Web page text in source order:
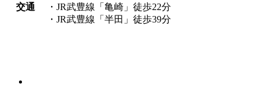
交通
・JR武豊線「亀崎」徒歩22分
・JR武豊線「半田」徒歩39分